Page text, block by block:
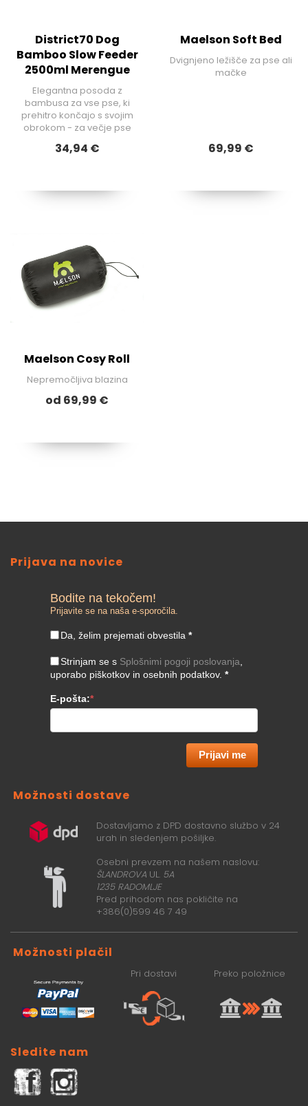
District70 Dog
Bamboo Slow Feeder
2500ml Merengue
Elegantna posoda z
bambusa za vse pse, ki
prehitro končajo s svojim
obrokom - za večje pse
34,94 €
Maelson Soft Bed
Dvignjeno ležišče za pse ali
mačke
69,99 €
Maelson Cosy Roll
Nepremočljiva blazina
od 69,99 €
Prijava na novice
Bodite na tekočem!
Prijavite se na naša e-sporočila.
Da, želim prejemati obvestila *
Strinjam se s Splošnimi pogoji poslovanja
uporabo piškotkov in osebnih podatkov. *
E-pošta:*
Prijavi me
Možnosti dostave
Dostavljamo z DPD dostavno službo v 24
urah in sledenjem pošiljke.
Osebni prevzem na našem naslovu:
ŠLANDROVA UL. 5A
1235 RADOMLJE
Pred prihodom nas pokličite na
+386(0)599 46 7 49
Možnosti plačil
Pri dostavi Preko položnice
Sledite nam